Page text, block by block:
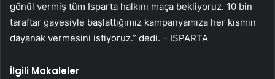
gönül vermiş tüm Isparta halkını maça bekliyoruz. 10 bin
taraftar gayesiyle başlattığımız kampanyamıza her kısmın
dayanak vermesini istiyoruz.” dedi. – ISPARTA
İlgili Makaleler